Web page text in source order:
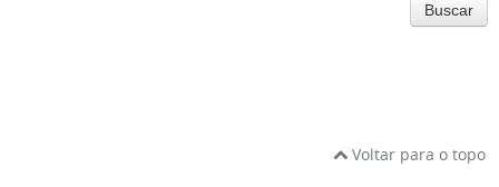
Buscar
Voltar para o topo